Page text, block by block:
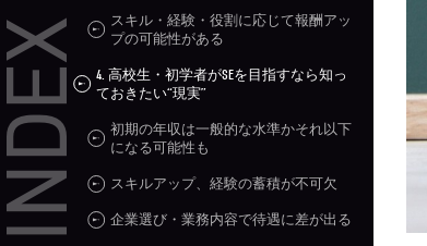
スキル・経験・役割に応じて報酬アッ
プの可能性がある
4. 高校生・初学者がSEを目指すなら知っ
ておきたい“現実”
初期の年収は一般的な水準かそれ以下
になる可能性も
スキルアップ、経験の蓄積が不可欠
企業選び・業務内容で待遇に差が出る